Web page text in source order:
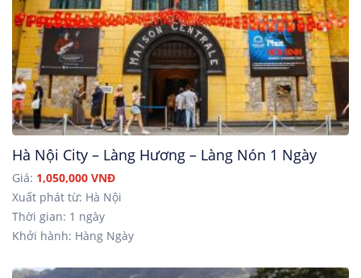
Hà Nội City – Làng Hương – Làng Nón 1 Ngày
Giá: 1,050,000 VNĐ
Xuất phát từ: Hà Nội
Thời gian: 1 ngày
Khởi hành: Hàng Ngày